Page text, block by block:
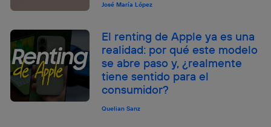
José María López
El renting de Apple ya es una
realidad: por qué este modelo
se abre paso y, ¿realmente
tiene sentido para el
consumidor?
Quelian Sanz